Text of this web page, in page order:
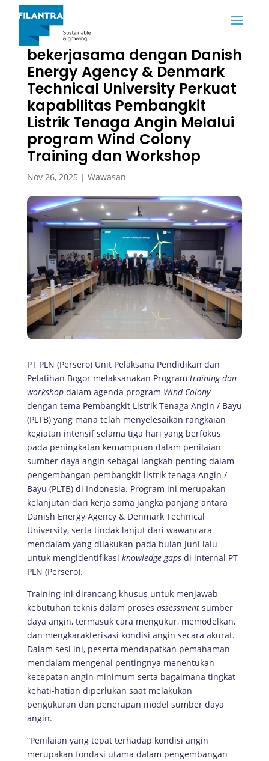
PT PLN UPDL Bogor
bekerjasama dengan Danish
Energy Agency & Denmark
Technical University Perkuat
kapabilitas Pembangkit
Listrik Tenaga Angin Melalui
program Wind Colony
Training dan Workshop
Nov 26, 2025 | Wawasan
PT PLN (Persero) Unit Pelaksana Pendidikan dan
Pelatihan Bogor melaksanakan Program training dan
workshopdalam agenda program Wind Colony
dengan tema Pembangkit Listrik Tenaga Angin / Bayu
(PLTB) yang mana telah menyelesaikan rangkaian
kegiatan intensif selama tiga hari yang berfokus
pada peningkatan kemampuan dalam penilaian
sumber daya angin sebagai langkah penting dalam
pengembangan pembangkit listrik tenaga Angin /
Bayu (PLTB) di Indonesia. Program ini merupakan
kelanjutan dari kerja sama jangka panjang antara
Danish Energy Agency & Denmark Technical
University, serta tindak lanjut dari wawancara
mendalam yang dilakukan pada bulan Juni lalu
untuk mengidentifikasi knowledge gapsdi internal PT
PLN (Persero).
Training ini dirancang khusus untuk menjawab
kebutuhan teknis dalam proses assessmentsumber
daya angin, termasuk cara mengukur, memodelkan,
dan mengkarakterisasi kondisi angin secara akurat.
Dalam sesi ini, peserta mendapatkan pemahaman
mendalam mengenai pentingnya menentukan
kecepatan angin minimum serta bagaimana tingkat
kehati-hatian diperlukan saat melakukan
pengukuran dan penerapan model sumber daya
angin.
“Penilaian yang tepat terhadap kondisi angin
merupakan fondasi utama dalam pengembangan